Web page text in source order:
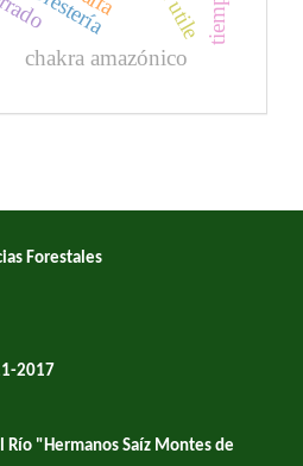
chakra amazónico
Forestales
2017
"Hermanos Saíz Montes de